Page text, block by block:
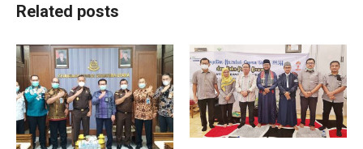
Related posts